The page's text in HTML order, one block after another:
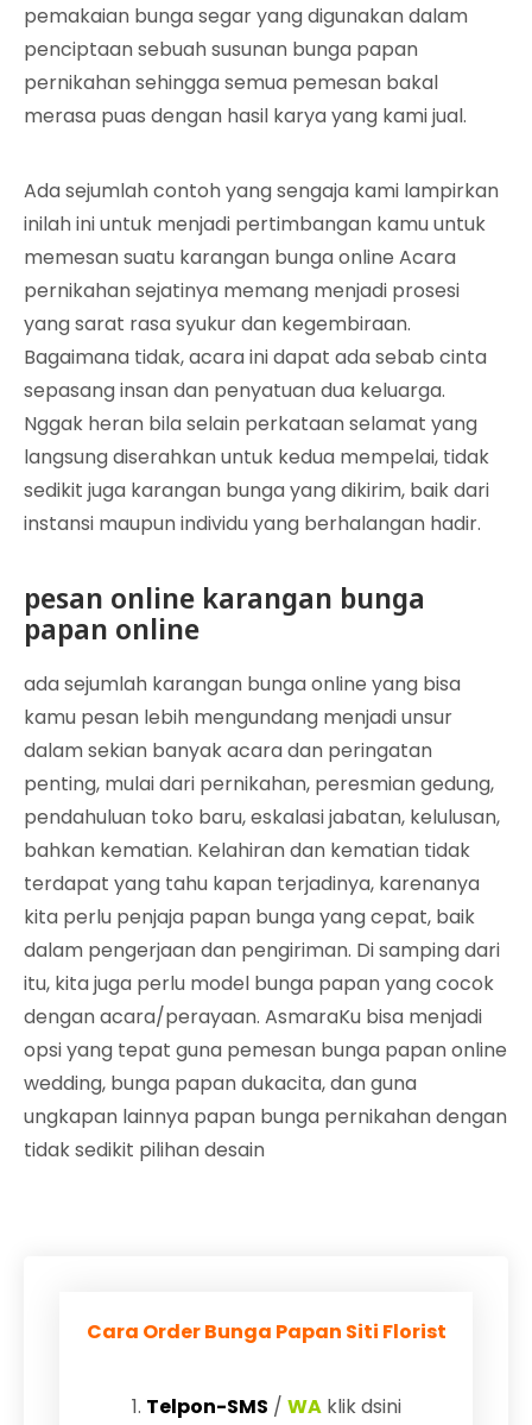
pemakaian bunga segar yang digunakan dalam
penciptaan sebuah susunan bunga papan
pernikahan sehingga semua pemesan bakal
merasa puas dengan hasil karya yang kami jual.
Ada sejumlah contoh yang sengaja kami lampirkan
inilah ini untuk menjadi pertimbangan kamu untuk
memesan suatu karangan bunga online Acara
pernikahan sejatinya memang menjadi prosesi
yang sarat rasa syukur dan kegembiraan.
Bagaimana tidak, acara ini dapat ada sebab cinta
sepasang insan dan penyatuan dua keluarga.
Nggak heran bila selain perkataan selamat yang
langsung diserahkan untuk kedua mempelai, tidak
sedikit juga karangan bunga yang dikirim, baik dari
instansi maupun individu yang berhalangan hadir.
pesan online karangan bunga
papan online
ada sejumlah karangan bunga online yang bisa
kamu pesan lebih mengundang menjadi unsur
dalam sekian banyak acara dan peringatan
penting, mulai dari pernikahan, peresmian gedung,
pendahuluan toko baru, eskalasi jabatan, kelulusan,
bahkan kematian. Kelahiran dan kematian tidak
terdapat yang tahu kapan terjadinya, karenanya
kita perlu penjaja papan bunga yang cepat, baik
dalam pengerjaan dan pengiriman. Di samping dari
itu, kita juga perlu model bunga papan yang cocok
dengan acara/perayaan. AsmaraKu bisa menjadi
opsi yang tepat guna pemesan bunga papan online
wedding, bunga papan dukacita, dan guna
ungkapan lainnya papan bunga pernikahan dengan
tidak sedikit pilihan desain
Cara Order Bunga Papan Siti Florist
1. Telpon-SMS / WAklik dsini